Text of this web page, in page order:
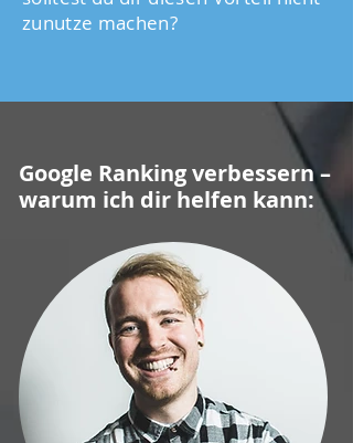
zunutze machen?
Google Ranking verbessern –
warum ich dir helfen kann: